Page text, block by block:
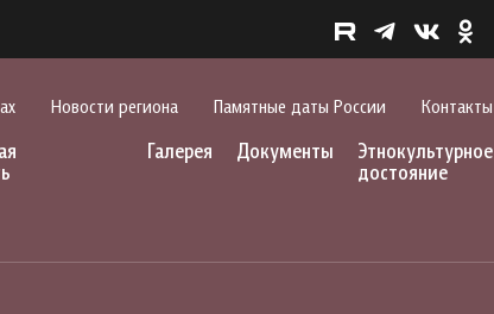
Новости региона Памятные даты России Контакты
Галерея Документы
Этнокультурное
достояние